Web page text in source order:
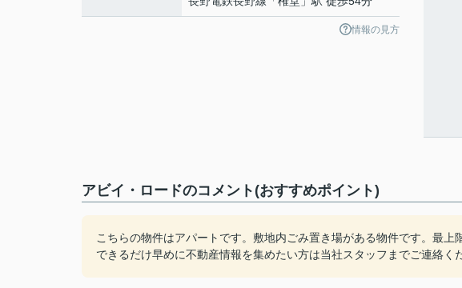
情報の見方
アビイ・ロードのコメント(おすすめポイント)
こちらの物件はアパートです。敷地内ごみ置き場がある物件です。最上
できるだけ早めに不動産情報を集めたい方は当社スタッフまでご連絡く